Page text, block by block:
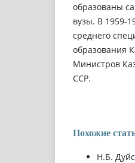
образованы
вузы. В 1959-
среднего
образования
Министров
ССР.
Похожие
Н.Б.